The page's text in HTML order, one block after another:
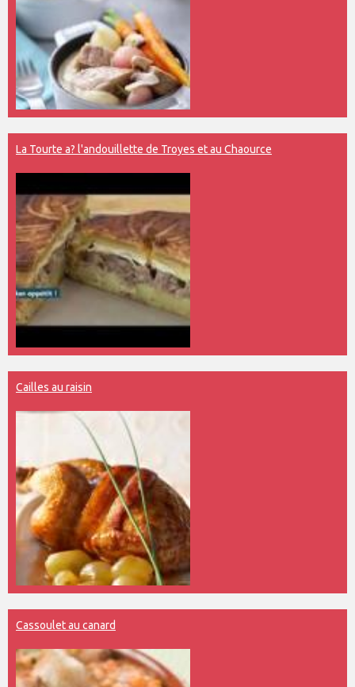
La Tourte a? l'andouillette de Troyes et au Chaource
Cailles au raisin
Cassoulet au canard